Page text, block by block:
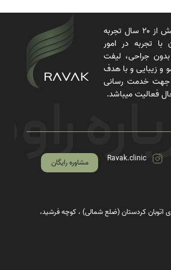
مرکز زیبایی راوک با بیش از ۲۰ سال تجربه
تجربه در امور
جراحی، لیفت
و زیبایی و با هدف
جهت خدمت رسانی
فعالیت میباشد.
Ravak.clinic مشاوره رایگان
اتوبان کردستان (ضلع شمالی) ، کوچه فرشید،